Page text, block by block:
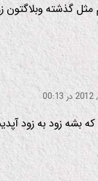
مثل گذشته وبلاگتون
که بشه زود به زود